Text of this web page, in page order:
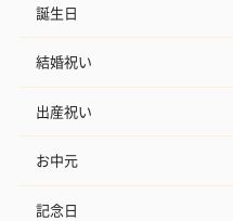
誕生日
結婚祝い
出産祝い
お中元
記念日